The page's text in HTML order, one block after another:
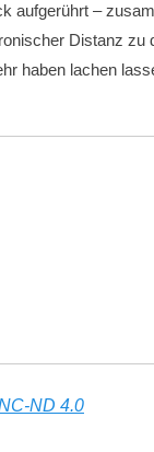
aufgerührt –
Distanz zu
haben lachen
ND 4.0